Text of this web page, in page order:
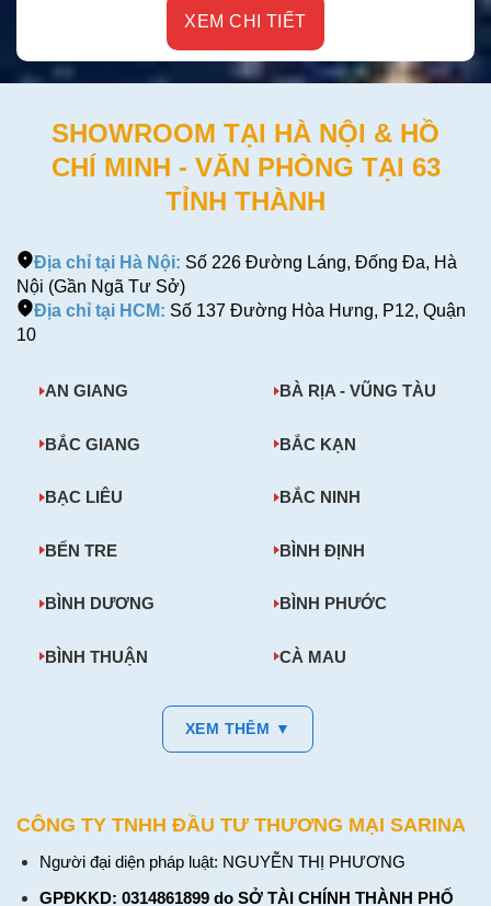
XEM CHI TIẾT
SHOWROOM TẠI HÀ NỘI & HỒ
CHÍ MINH - VĂN PHÒNG TẠI 63
TỈNH THÀNH
Địa chỉ tại Hà Nội: Số 226 Đường Láng, Đống Đa, Hà
Nội (Gần Ngã Tư Sở)
Địa chỉ tại HCM: Số 137 Đường Hòa Hưng, P12, Quận
10
AN GIANG BÀ RỊA - VŨNG TÀU
BẮC GIANG BẮC KẠN
BẠC LIÊU BẮC NINH
BẾN TRE BÌNH ĐỊNH
BÌNH DƯƠNG BÌNH PHƯỚC
BÌNH THUẬN CÀ MAU
XEM THÊM ▼
CÔNG TY TNHH ĐẦU TƯ THƯƠNG MẠI SARINA
Người đại diện pháp luật: NGUYỄN THỊ PHƯƠNG
GPĐKKD: 0314861899 do SỞ TÀI CHÍNH THÀNH PHỐ